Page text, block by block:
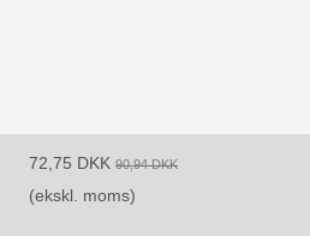
72,75 DKK 90,94 DKK
(ekskl. moms)